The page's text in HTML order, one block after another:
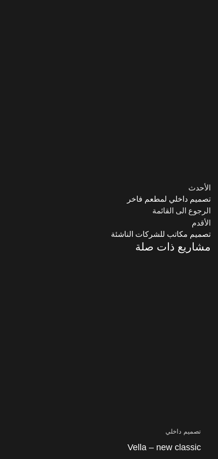
الأحدث
تصميم داخلي لمطعم فاخر
الرجوع الى القائمة
الأقدم
تصميم مكاتب للشركات الناشئة
مشاريع ذات صلة
تصميم داخلي
Vella – new classic